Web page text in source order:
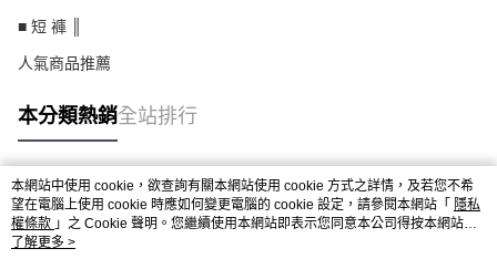
■ 短 褲 ║
人氣商品推薦
本分類熱銷全站排行
熱門標籤
本網站中使用 cookie，欲查詢有關本網站使用 cookie 方式之詳情，及若您不希
望在電腦上使用 cookie 時應如何變更電腦的 cookie 設定，請參閱本網站「 隱私
權條款 」之 Cookie 聲明。您繼續使用本網站即表示您同意本公司得按本網站使
用條款之 Cookie 聲明使用 cookie。
了解更多 >